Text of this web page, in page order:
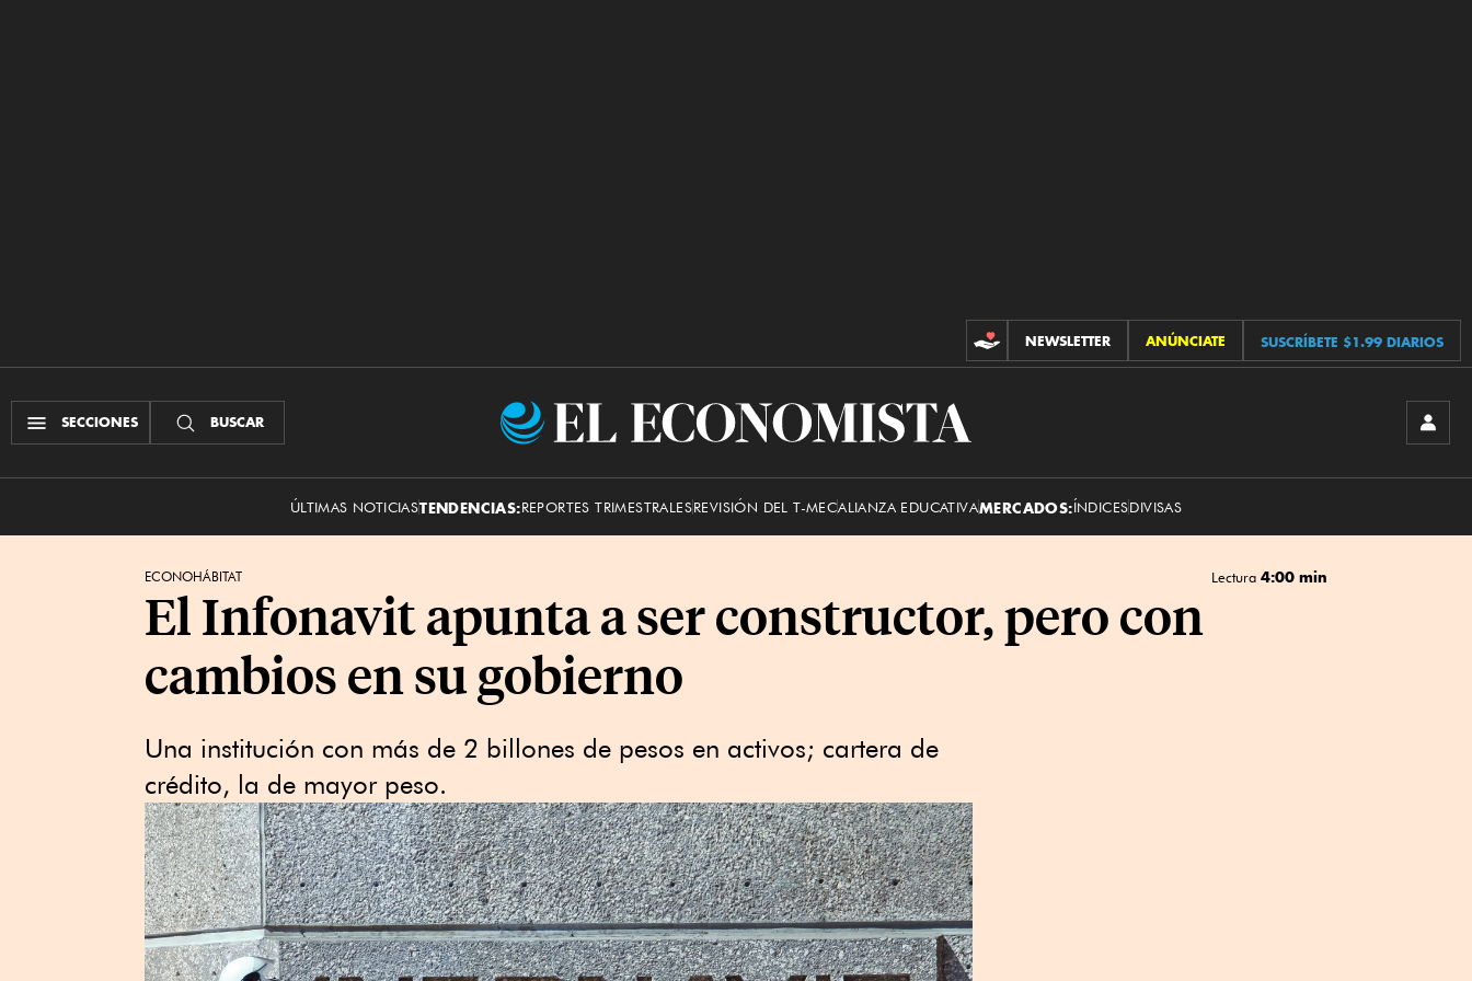
CONTRIBUCIONES
NEWSLETTER ANÚNCIATE SUSCRÍBETE $1.99 DIARIOS
SECCIONES BUSCAR
El
ÚLTIMAS NOTICIASTENDENCIAS:REPORTES TRIMESTRALESREVISIÓN DEL T-MECALIANZA EDUCATIVAMERCADOS:ÍNDICESDIVISAS
ECONOHÁBITAT Lectura 4:00 min
El Infonavit apunta a ser constructor, pero con
cambios en su gobierno
Una institución con más de 2 billones de pesos en activos; cartera de
crédito, la de mayor peso.